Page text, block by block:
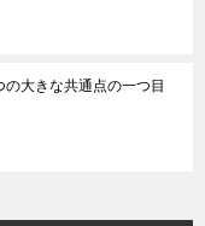
大きな共通点の一つ目